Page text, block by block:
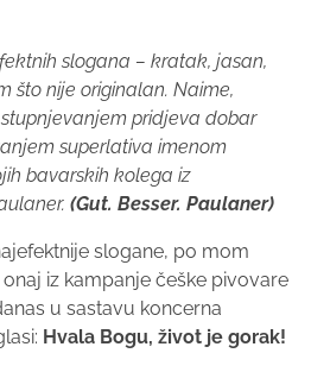
slogana – kratak, jasan,
što nije originalan. Naime,
pridjeva dobar
superlativa imenom
bavarskih kolega iz
(Gut. Besser. Paulaner)
slogane, po mom
iz kampanje češke pivovare
u sastavu koncerna
Hvala Bogu, život je gorak!